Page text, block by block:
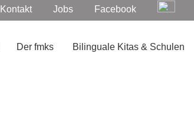
Navigation
überspringen
Kontakt Jobs Facebook
Der fmks Bilinguale Kitas & Schulen